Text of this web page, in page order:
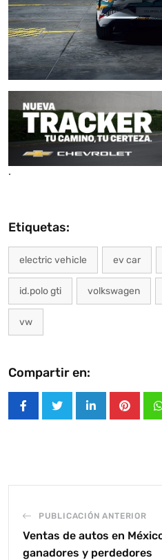
.
Etiquetas:
electric vehicle ev car
id.polo gti volkswagen
vw
Compartir en:
LinkedIn
PUBLICACIÓN ANTERIOR
Ventas de autos en
ganadores y perdedores